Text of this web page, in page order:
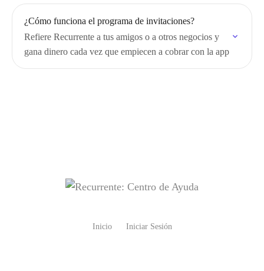
¿Cómo funciona el programa de invitaciones?
Refiere Recurrente a tus amigos o a otros negocios y
gana dinero cada vez que empiecen a cobrar con la app
Inicio Iniciar Sesión